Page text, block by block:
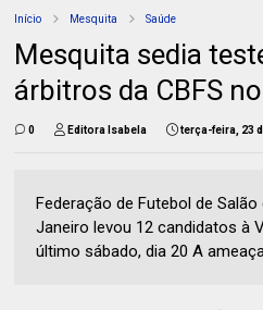
Início Mesquita Saúde
Mesquita sedia
árbitros da CBFS
0 Editora Isabela terça-feira, 23
Federação de Futebol de
Janeiro levou 12 candidatos à
último sábado, dia 20 A